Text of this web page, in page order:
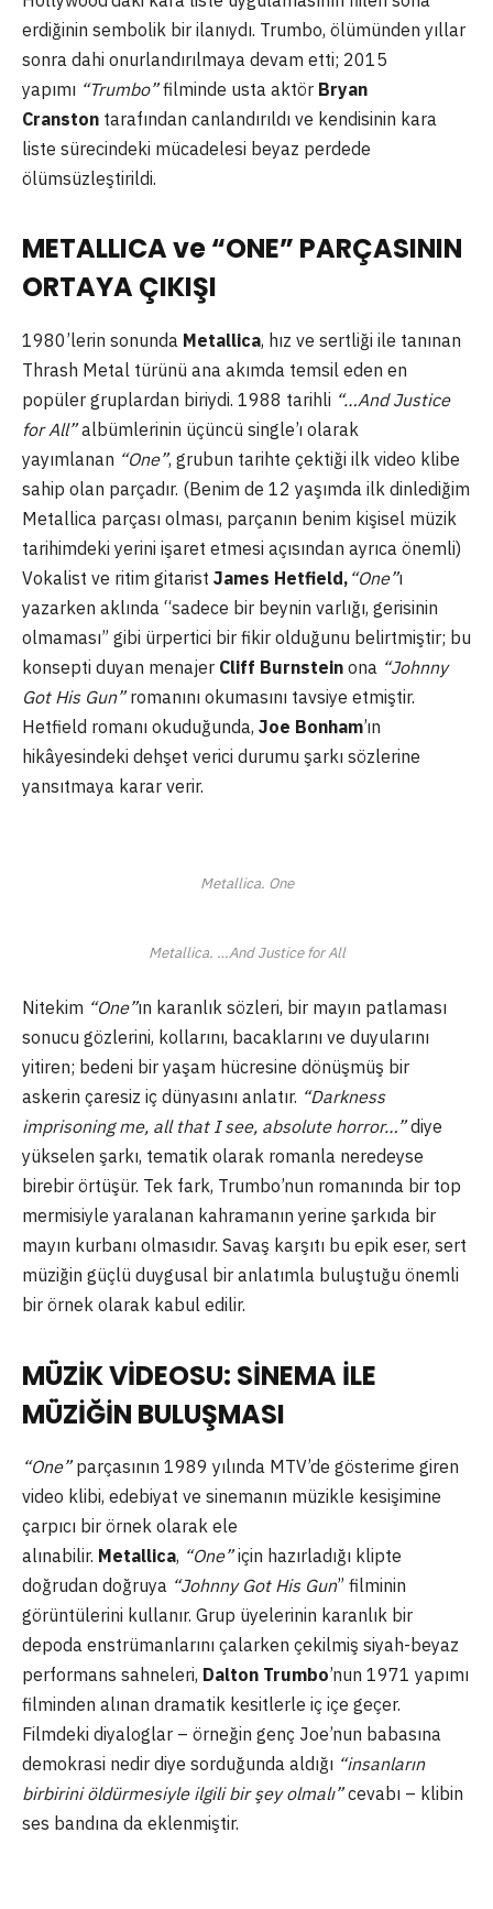
erdiğinin sembolik bir ilanıydı. Trumbo, ölümünden yıllar
sonra dahi onurlandırılmaya devam etti; 2015
yapımı “Trumbo”filminde usta aktör Bryan
Cranston tarafından canlandırıldı ve kendisinin kara
liste sürecindeki mücadelesi beyaz perdede
ölümsüzleştirildi.
METALLICA ve “ONE” PARÇASININ
ORTAYA ÇIKIŞI
1980’lerin sonunda Metallica, hız ve sertliği ile tanınan
Thrash Metal türünü ana akımda temsil eden en
popüler gruplardan biriydi. 1988 tarihli “…And Justice
for All”albümlerinin üçüncü single’ı olarak
yayımlanan “One”, grubun tarihte çektiği ilk video klibe
sahip olan parçadır. (Benim de 12 yaşımda ilk dinlediğim
Metallica parçası olması, parçanın benim kişisel müzik
tarihimdeki yerini işaret etmesi açısından ayrıca önemli)
Vokalist ve ritim gitarist James Hetfield, “One”ı
yazarken aklında “sadece bir beynin varlığı, gerisinin
olmaması” gibi ürpertici bir fikir olduğunu belirtmiştir; bu
konsepti duyan menajer Cliff Burnstein ona “Johnny
Got His Gun”romanını okumasını tavsiye etmiştir.
Hetfield romanı okuduğunda, Joe Bonham’ın
hikâyesindeki dehşet verici durumu şarkı sözlerine
yansıtmaya karar verir.
Metallica. One
Metallica. …And Justice for All
Nitekim “One”ın karanlık sözleri, bir mayın patlaması
sonucu gözlerini, kollarını, bacaklarını ve duyularını
yitiren; bedeni bir yaşam hücresine dönüşmüş bir
askerin çaresiz iç dünyasını anlatır. “Darkness
imprisoning me, all that I see, absolute horror…”diye
yükselen şarkı, tematik olarak romanla neredeyse
birebir örtüşür. Tek fark, Trumbo’nun romanında bir top
mermisiyle yaralanan kahramanın yerine şarkıda bir
mayın kurbanı olmasıdır. Savaş karşıtı bu epik eser, sert
müziğin güçlü duygusal bir anlatımla buluştuğu önemli
bir örnek olarak kabul edilir.
MÜZİK VİDEOSU: SİNEMA İLE
MÜZİĞİN BULUŞMASI
“One”parçasının 1989 yılında MTV’de gösterime giren
video klibi, edebiyat ve sinemanın müzikle kesişimine
çarpıcı bir örnek olarak ele
alınabilir. Metallica, “One”için hazırladığı klipte
doğrudan doğruya “Johnny Got His Gun” filminin
görüntülerini kullanır. Grup üyelerinin karanlık bir
depoda enstrümanlarını çalarken çekilmiş siyah-beyaz
performans sahneleri, Dalton Trumbo’nun 1971 yapımı
filminden alınan dramatik kesitlerle iç içe geçer.
Filmdeki diyaloglar – örneğin genç Joe’nun babasına
demokrasi nedir diye sorduğunda aldığı “insanların
birbirini öldürmesiyle ilgili bir şey olmalı”cevabı – klibin
ses bandına da eklenmiştir.